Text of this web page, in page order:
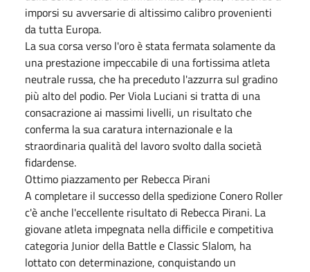
imporsi su avversarie di altissimo calibro provenienti
da tutta Europa.
La sua corsa verso l'oro è stata fermata solamente da
una prestazione impeccabile di una fortissima atleta
neutrale russa, che ha preceduto l'azzurra sul gradino
più alto del podio. Per Viola Luciani si tratta di una
consacrazione ai massimi livelli, un risultato che
conferma la sua caratura internazionale e la
straordinaria qualità del lavoro svolto dalla società
fidardense.
Ottimo piazzamento per Rebecca Pirani
A completare il successo della spedizione Conero Roller
c'è anche l'eccellente risultato di Rebecca Pirani. La
giovane atleta impegnata nella difficile e competitiva
categoria Junior della Battle e Classic Slalom, ha
lottato con determinazione, conquistando un